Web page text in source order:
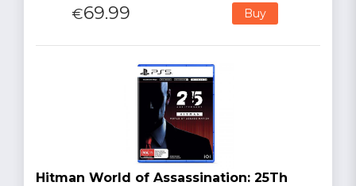
€69.99 Buy
Hitman World of Assassination: 25Th